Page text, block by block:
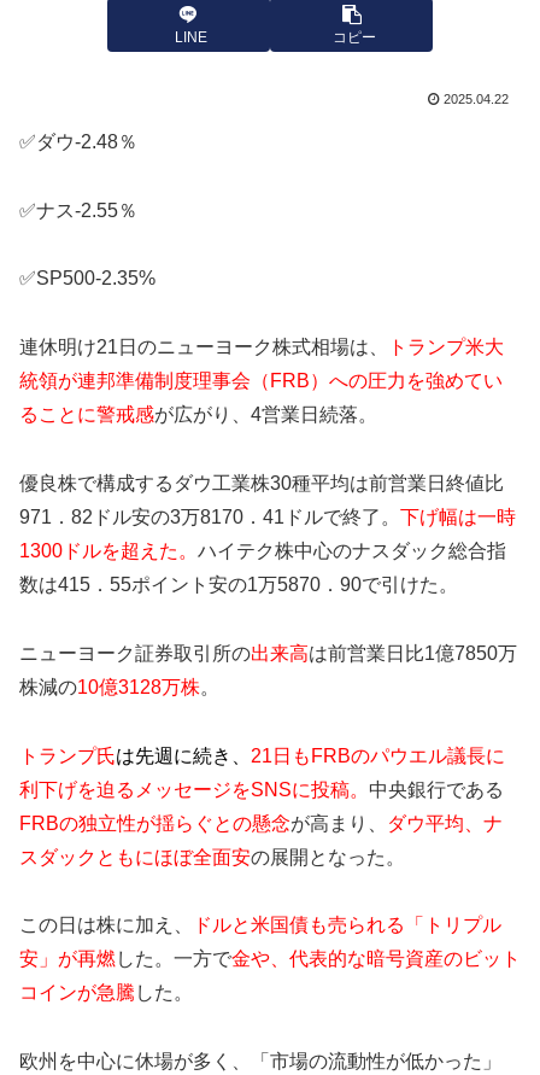
LINE コピー
2025.04.22
✅ダウ-2.48％
✅ナス-2.55％
✅SP500-2.35%
連休明け21日のニューヨーク株式相場は、
トランプ米大
統領が連邦準備制度理事会（FRB）への圧力を強めてい
ることに警戒感が広がり、4営業日続落。
優良株で構成するダウ工業株30種平均は前営業日終値比
971．82ドル安の3万8170．41ドルで終了。 下げ幅は一時
1300ドルを超えた。 ハイテク株中心のナスダック総合指
数は415．55ポイント安の1万5870．90で引けた。
ニューヨーク証券取引所の出来高は前営業日比1億7850万
株減の10億3128万株。
トランプ氏は先週に続き、 21日もFRBのパウエル議長に
利下げを迫るメッセージをSNSに投稿。 中央銀行である
FRBの独立性が揺らぐとの懸念が高まり、
ダウ平均、ナ
スダックともにほぼ全面安の展開となった。
この日は株に加え、
ドルと米国債も売られる「トリプル
安」が再燃した。一方で金や、代表的な暗号資産のビット
コインが急騰 した。
欧州を中心に休場が多く、「市場の流動性が低かった」